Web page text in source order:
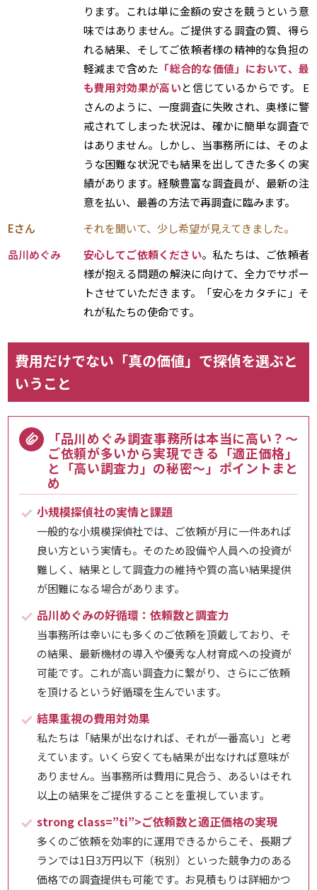
ります。これは単に金額の安さを競うという意
味ではありません。ご提供する調査の質、得ら
れる結果、そしてご依頼者様の精神的な負担の
軽減まで含めた 「総合的な価値」において、最
も費用対効果が高いと信じているからです。 E
さんのように、一度調査に失敗され、奥様に警
戒されてしまった状況は、確かに簡単な調査で
はありません。しかし、当事務所には、そのよ
うな困難な状況でも結果を出してきた多くの実
績があります。経験豊富な調査員が、最新の注
意を払い、最善の方法で再調査に臨みます。
Eさん
それを聞いて、少し希望が見えてきました。
品川めぐみ
安心してご依頼ください。私たちは、ご依頼者
様が抱える問題の解決に向けて、全力でサポー
トさせていただきます。「安心をカタチに」そ
れが私たちの使命です。
費用だけでない「真の価値」で探偵を選ぶと
いうこと
「品川めぐみ調査事務所は本当に高い？～
ご依頼が多いから実現できる「適正価格」
と「高い調査力」の秘密～」ポイントまと
め
小規模探偵社の実情と課題
一般的な小規模探偵社では、ご依頼が月に一件あれば
良い方という実情も。そのため設備や人員への投資が
難しく、結果として調査力の維持や質の高い結果提供
が困難になる場合があります。
品川めぐみの好循環：依頼数と調査力
当事務所は幸いにも多くのご依頼を頂戴しており、そ
の結果、最新機材の導入や優秀な人材育成への投資が
可能です。これが高い調査力に繋がり、さらにご依頼
を頂けるという好循環を生んでいます。
結果重視の費用対効果
私たちは「結果が出なければ、それが一番高い」と考
えています。いくら安くても結果が出なければ意味が
ありません。当事務所は費用に見合う、あるいはそれ
以上の結果をご提供することを重視しています。
strong class=”ti”>ご依頼数と適正価格の実現
多くのご依頼を効率的に運用できるからこそ、長期プ
ランでは1日3万円以下（税別）といった競争力のある
価格での調査提供も可能です。お見積もりは詳細かつ